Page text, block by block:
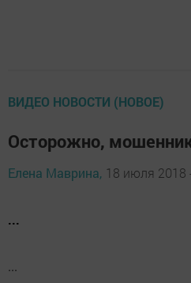
ВИДЕО НОВОСТИ (НОВОЕ)
Осторожно,
Елена Маврина, 18 июля 2018
...
...